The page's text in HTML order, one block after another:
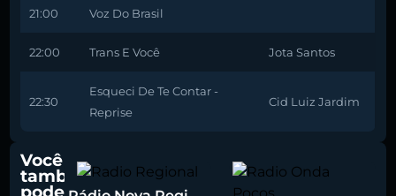
21:00 Voz Do Brasil
22:00 Trans E Você Jota Santos
22:30
Esqueci De Te Contar -
Reprise
Cid Luiz Jardim
Você
também